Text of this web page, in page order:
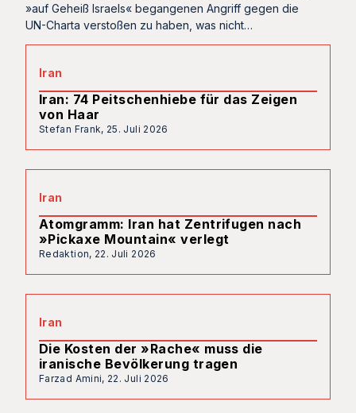
»auf Geheiß Israels« begangenen Angriff gegen die
UN-Charta verstoßen zu haben, was nicht…
Iran
Iran: 74 Peitschenhiebe für das Zeigen
von Haar
Stefan Frank, 25. Juli 2026
Iran
Atomgramm: Iran hat Zentrifugen nach
»Pickaxe Mountain« verlegt
Redaktion, 22. Juli 2026
Iran
Die Kosten der »Rache« muss die
iranische Bevölkerung tragen
Farzad Amini, 22. Juli 2026